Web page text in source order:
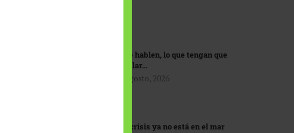
Que hablen, lo que tengan que
hablar…
3 agosto, 2026
La crisis ya no está en el mar